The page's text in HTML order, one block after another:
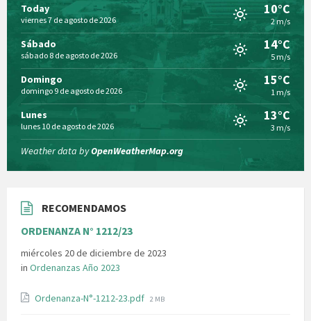
Today
viernes 7 de agosto de 2026
10°C
2 m/s
Sábado
sábado 8 de agosto de 2026
14°C
5 m/s
Domingo
domingo 9 de agosto de 2026
15°C
1 m/s
Lunes
lunes 10 de agosto de 2026
13°C
3 m/s
Weather data byOpenWeatherMap.org
RECOMENDAMOS
ORDENANZA N° 1212/23
miércoles 20 de diciembre de 2023
in Ordenanzas Año 2023
Ordenanza-N°-1212-23.pdf File
2 MB